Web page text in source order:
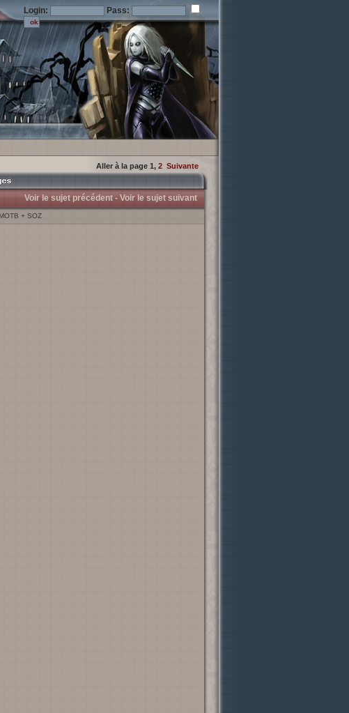
Login: Pass:
Aller à la page 1, 2 Suivante
Voir le sujet précédent - Voir le sujet suivant
+ SOZ